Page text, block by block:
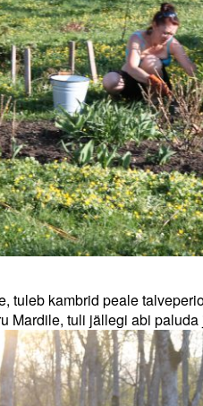
tuleb kambrid peale
Mardile, tuli jällegi abi